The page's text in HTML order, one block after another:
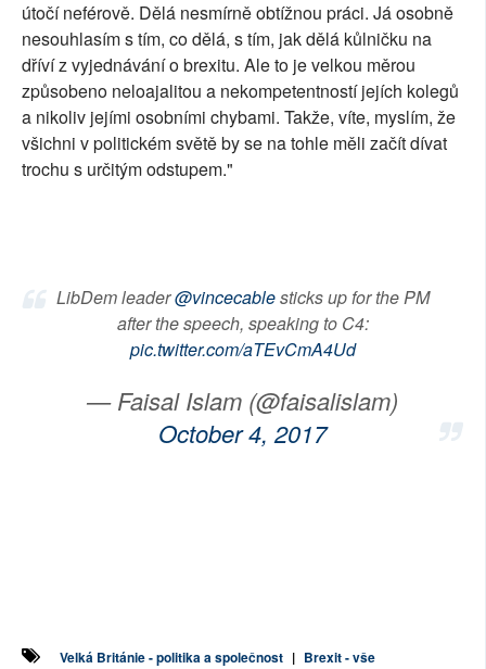
útočí neférově. Dělá nesmírně obtížnou práci. Já osobně
nesouhlasím s tím, co dělá, s tím, jak dělá kůlničku na
dříví z vyjednávání o brexitu. Ale to je velkou měrou
způsobeno neloajalitou a nekompetentností jejích kolegů
a nikoliv jejími osobními chybami. Takže, víte, myslím, že
všichni v politickém světě by se na tohle měli začít dívat
trochu s určitým odstupem."
LibDem leader@vincecablesticks up for the PM
after the speech, speaking to C4:
pic.twitter.com/aTEvCmA4Ud
— Faisal Islam (@faisalislam)
October 4, 2017
Velká Británie - politika a společnost | Brexit - vše